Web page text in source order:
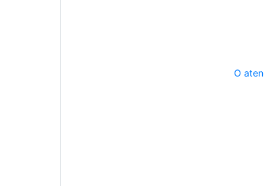
O